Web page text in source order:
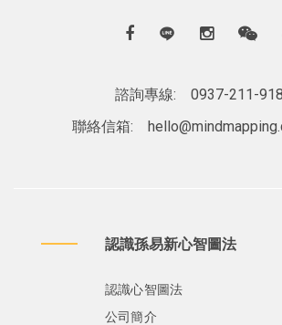
諮詢專線:
0937-211-918
聯絡信箱:
認識孫易新心智圖法
認識心智圖法
公司簡介